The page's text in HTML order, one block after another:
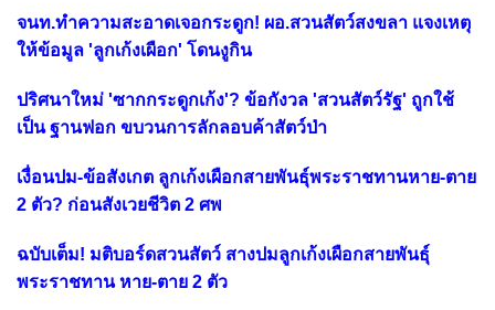
จนท.ทำความสะอาดเจอกระดูก! ผอ.สวนสัตว์สงขลา แจงเหตุ
ให้ข้อมูล 'ลูกเก้งเผือก' โดนงูกิน
ปริศนาใหม่ 'ซากกระดูกเก้ง'? ข้อกังวล 'สวนสัตว์รัฐ' ถูกใช้
เป็น ฐานฟอก ขบวนการลักลอบค้าสัตว์ป่า
เงื่อนปม-ข้อสังเกต ลูกเก้งเผือกสายพันธุ์พระราชทานหาย-ตาย
2 ตัว? ก่อนสังเวยชีวิต 2 ศพ
ฉบับเต็ม! มติบอร์ดสวนสัตว์ สางปมลูกเก้งเผือกสายพันธุ์
พระราชทาน หาย-ตาย 2 ตัว